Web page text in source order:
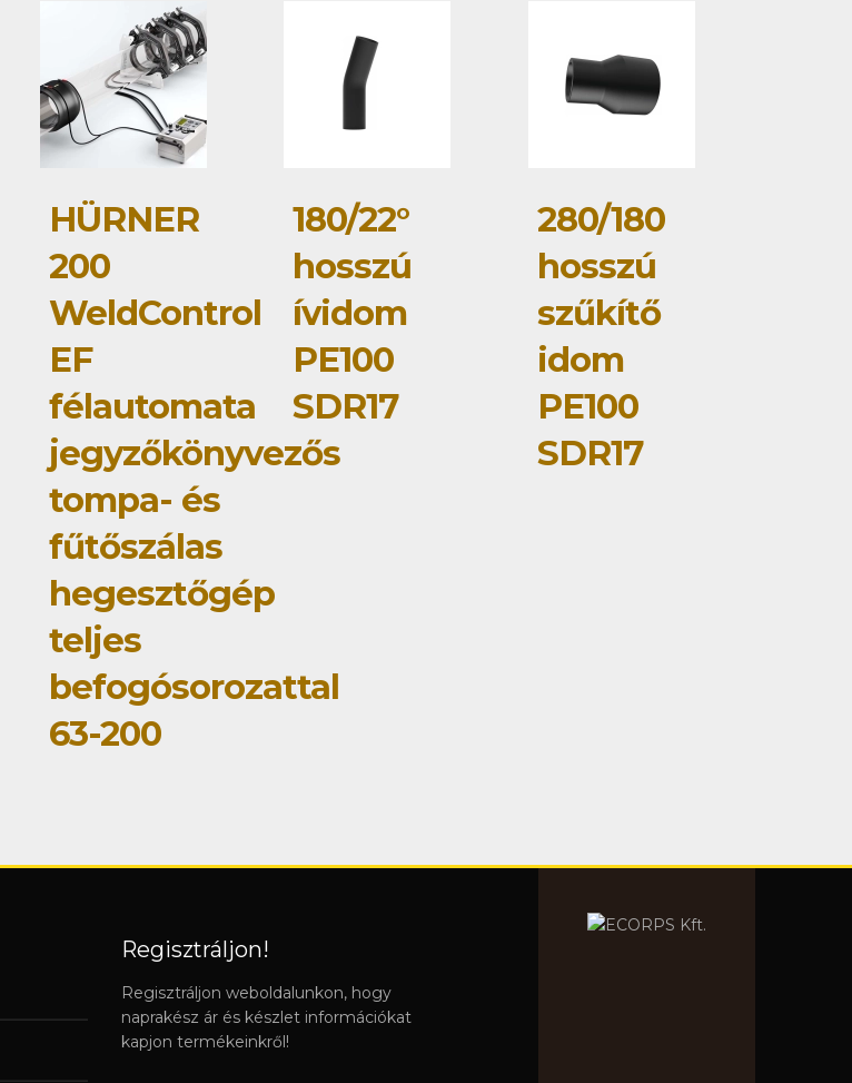
HÜRNER
200
WeldControl
EF
félautomata
jegyzőkönyvezős
tompa- és
fűtőszálas
hegesztőgép
teljes
befogósorozattal
63-200
180/22°
hosszú
ívidom
PE100
SDR17
280/180
hosszú
szűkítő
idom
PE100
SDR17
Regisztráljon!
Regisztráljon weboldalunkon, hogy
naprakész ár és készlet információkat
kapjon termékeinkről!